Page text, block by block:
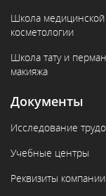
Школа медицинской
косметологии
Школа тату и
макияжа
Документы
Исследование
Учебные центры
Реквизиты компании